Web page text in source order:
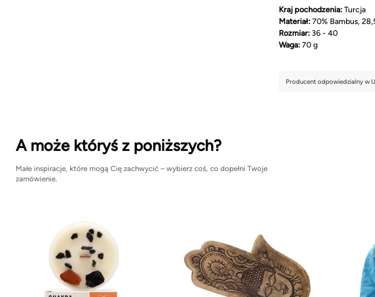
Kraj pochodzenia: Turcja
Materiał: 70% Bambus,
Rozmiar: 36 - 40
Waga: 70 g
A może któryś z poniższych?
Małe inspiracje, które mogą Cię zachwycić – wybierz coś, co dopełni Twoje
zamówienie.